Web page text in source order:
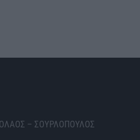
– ΣΟΥΡΛΟΠΟΥΛΟΣ